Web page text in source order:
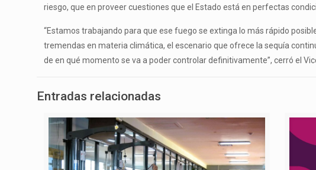
riesgo, que en proveer cuestiones que el Estado está en perfectas
“Estamos trabajando para que ese fuego se extinga lo más rápido
tremendas en materia climática, el escenario que ofrece la sequía
de en qué momento se va a poder controlar definitivamente”, cerró el
Entradas relacionadas